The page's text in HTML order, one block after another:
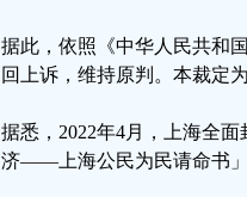
据此，依照《中华人民共和
回上诉，维持原判。本裁定
据悉，2022年4月，上海全
济——上海公民为民请命书